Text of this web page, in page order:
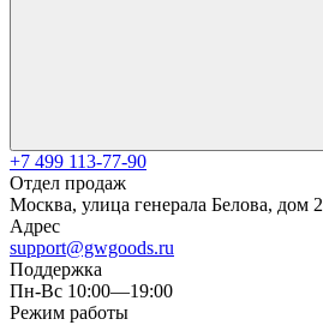
+7 499 113-77-90
Отдел продаж
Москва, улица генерала Белова, дом 2
Адрес
support@gwgoods.ru
Поддержка
Пн-Вс 10:00—19:00
Режим работы